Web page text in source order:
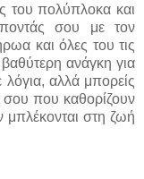
του πολύπλοκα και
σου με τον
και όλες του τις
ανάγκη για
λόγια, αλλά μπορείς
σου που καθορίζουν
μπλέκονται στη ζωή